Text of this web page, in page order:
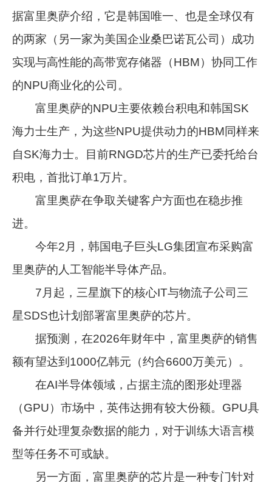
据富里奥萨介绍，它是韩国唯一、也是全球仅有
的两家（另一家为美国企业桑巴诺瓦公司）成功
实现与高性能的高带宽存储器（HBM）协同工作
的NPU商业化的公司。
富里奥萨的NPU主要依赖台积电和韩国SK
海力士生产，为这些NPU提供动力的HBM同样来
自SK海力士。目前RNGD芯片的生产已委托给台
积电，首批订单1万片。
富里奥萨在争取关键客户方面也在稳步推
进。
今年2月，韩国电子巨头LG集团宣布采购富
里奥萨的人工智能半导体产品。
7月起，三星旗下的核心IT与物流子公司三
星SDS也计划部署富里奥萨的芯片。
据预测，在2026年财年中，富里奥萨的销售
额有望达到1000亿韩元（约合6600万美元）。
在AI半导体领域，占据主流的图形处理器
（GPU）市场中，英伟达拥有较大份额。GPU具
备并行处理复杂数据的能力，对于训练大语言模
型等任务不可或缺。
另一方面，富里奥萨的芯片是一种专门针对